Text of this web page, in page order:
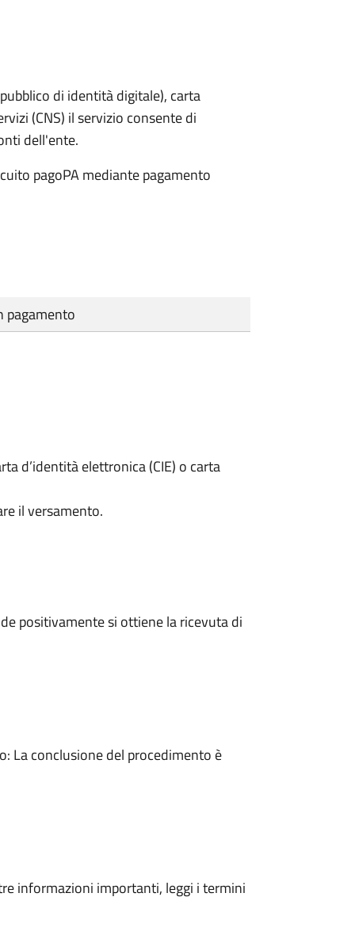
di identità digitale), carta
(CNS) il servizio consente di
dell'ente.
pagoPA mediante pagamento
pagamento
d’identità elettronica (CIE) o carta
il versamento.
positivamente si ottiene la ricevuta di
La conclusione del procedimento è
informazioni importanti, leggi i termini